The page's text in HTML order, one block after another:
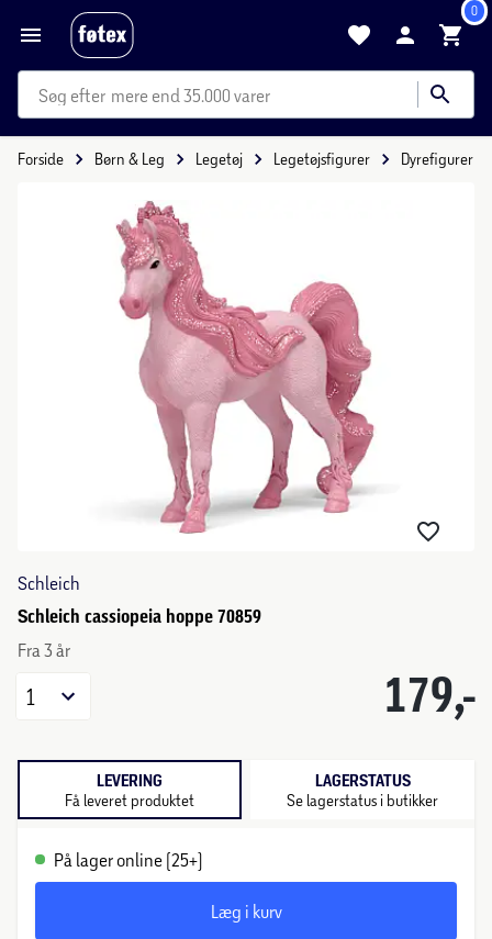
0
mere end 35.000 varer
Forside Børn & Leg Legetøj Legetøjsfigurer Dyrefigurer
Schleich
Schleich cassiopeia hoppe 70859
Fra 3 år
179,-
1
LEVERING
Få leveret produktet
LAGERSTATUS
Se lagerstatus i butikker
På lager online (25+)
Læg i kurv